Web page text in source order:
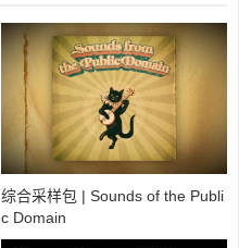
综合采样包 | Sounds of the Publi
c Domain